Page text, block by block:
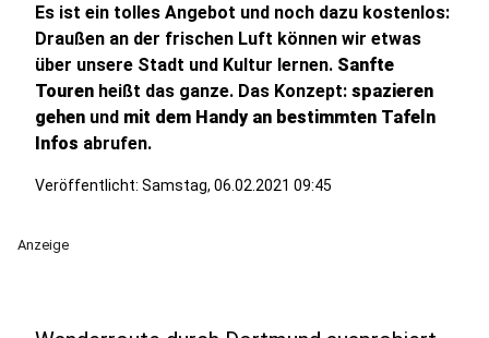
Es ist ein tolles Angebot und noch dazu kostenlos:
Draußen an der frischen Luft können wir etwas
über unsere Stadt und Kultur lernen. Sanfte
Touren heißt das ganze. Das Konzept: spazieren
gehen und mit dem Handy an bestimmten Tafeln
Infos abrufen.
Veröffentlicht: Samstag, 06.02.2021 09:45
Anzeige